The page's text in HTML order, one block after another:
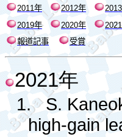
2011年 2012年 2013
2019年 2020年 2021
報道記事
受賞
2021年
1.
S.
high-gain